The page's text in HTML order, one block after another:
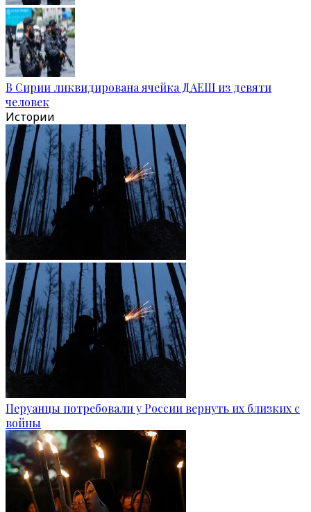
В Сирии ликвидирована ячейка ДАЕШ из девяти
человек
Истории
Перуанцы потребовали у России вернуть их близких с
войны